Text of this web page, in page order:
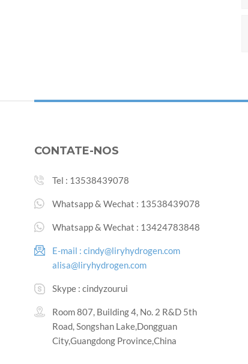
CONTATE-NOS
Tel : 13538439078
Whatsapp & Wechat : 13538439078
Whatsapp & Wechat : 13424783848
E-mail : cindy@liryhydrogen.com
alisa@liryhydrogen.com
Skype : cindyzourui
Room 807, Building 4, No. 2 R&D 5th
Road, Songshan Lake,Dongguan
City,Guangdong Province,China